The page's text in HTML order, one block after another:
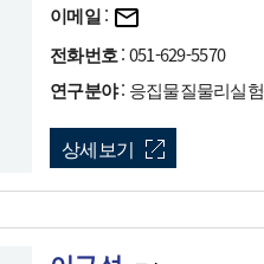
이메일:
전화번호: 051-629-5570
연구분야: 응집물질물리실험
상세보기